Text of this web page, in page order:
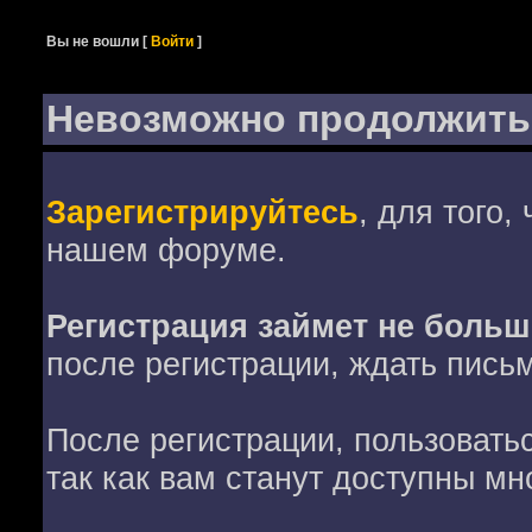
Вы не вошли [Войти ]
Невозможно продолжить
Зарегистрируйтесь, для того,
нашем форуме.
Регистрация займет не
после регистрации, ждать
После регистрации,
так как вам станут доступны